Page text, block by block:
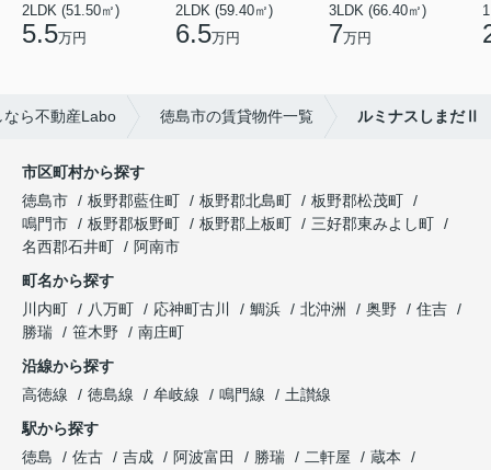
2LDK (51.50㎡)
5.5万円
2LDK (59.40㎡)
6.5万円
3LDK (66.40㎡)
7万円
ら不動産Labo 徳島市の賃貸物件一覧 ルミナスしまだⅡ
市区町村から探す
徳島市
板野郡藍住町 板野郡北島町
板野郡松茂町
鳴門市
板野郡板野町 板野郡上板町
三好郡東みよし町
名西郡石井町
阿南市
町名から探す
川内町
八万町 応神町古川 鯛浜 北沖洲 奥野
住吉
勝瑞
笹木野
南庄町
沿線から探す
高徳線
徳島線 牟岐線 鳴門線
土讃線
駅から探す
徳島
佐古 吉成 阿波富田 勝瑞 二軒屋
蔵本